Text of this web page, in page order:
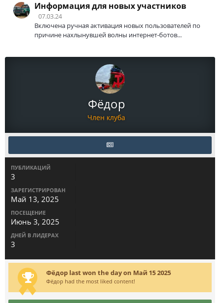
Информация для новых участников
07.03.24
Включена ручная активация новых пользователей по
причине нахлынувшей волны интернет-ботов...
Фёдор
Член клуба
ПУБЛИКАЦИЙ
3
ЗАРЕГИСТРИРОВАН
Май 13, 2025
ПОСЕЩЕНИЕ
Июнь 3, 2025
ДНЕЙ В ЛИДЕРАХ
3
Фёдор last won the day on Май 15 2025
Фёдор had the most liked content!